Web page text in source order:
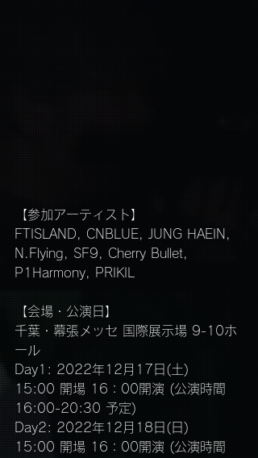
【参加アーティスト】
FTISLAND, CNBLUE, JUNG HAEIN,
N.Flying, SF9, Cherry Bullet,
P1Harmony, PRIKIL
【会場・公演日】
千葉・幕張メッセ 国際展示場 9-10ホ
ール
Day1: 2022年12月17日(土)
15:00 開場 16：00開演 (公演時間
16:00-20:30 予定)
Day2: 2022年12月18日(日)
15:00 開場 16：00開演 (公演時間